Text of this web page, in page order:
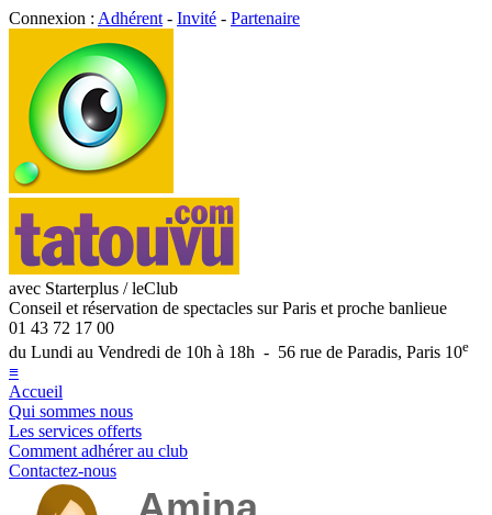
Connexion : Adhérent - Invité - Partenaire
avec Starterplus / leClub
Conseil et réservation de spectacles sur Paris et proche banlieue
01 43 72 17 00
du Lundi au Vendredi de 10h à 18h - 56 rue de Paradis, Paris 10e
≡
Accueil
Qui sommes nous
Les services offerts
Comment adhérer au club
Contactez-nous